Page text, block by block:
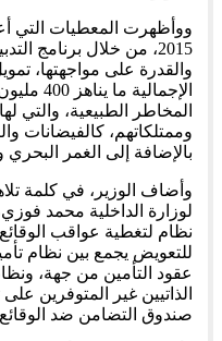
ووأظهرت المعطيات التي
2015، من خلال برنامج
المخاطر الطبيعية، والتي
وممتلكاتهم، كالفيضانات
بالإضافة إلى الغمر البحري
وأضاف الوزير، في كلمة
لوزارة الداخلية محمد
نظام لتغطية عواقب
للتعويض يجمع بين نظام
عقود التأمين من جهة،
الذاتيين غير المتوفرين
صندوق التضامن ضد الوقائع